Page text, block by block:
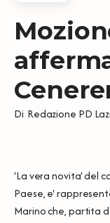
Di Redazione PD
'La vera novita' del
Paese, e'
Marino che, partita